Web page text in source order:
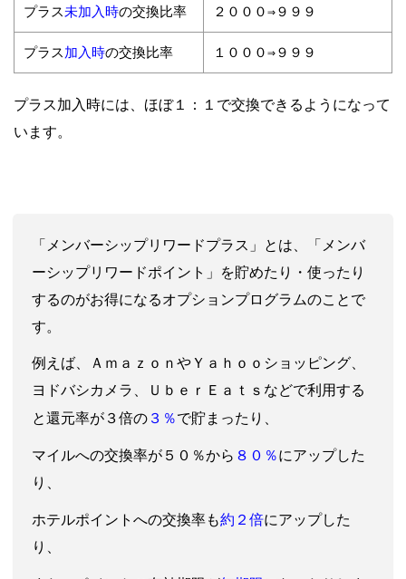
プラス未加入時の交換比率 ２０００⇒９９９
プラス加入時の交換比率 １０００⇒９９９
プラス加入時には、ほぼ１：１で交換できるようになって
います。
「メンバーシップリワードプラス」とは、
「メンバ
ーシップリワードポイント」を貯めたり・使ったり
するのがお得になるオプションプログラムのことで
す。
例えば、ＡｍａｚｏｎやＹａｈｏｏショッピング、
ヨドバシカメラ、ＵｂｅｒＥａｔｓなどで利用する
と還元率が３倍の ３％で貯まったり、
マイルへの交換率が５０％から ８０％にアップした
り、
ホテルポイントへの交換率も約２倍にアップした
り、